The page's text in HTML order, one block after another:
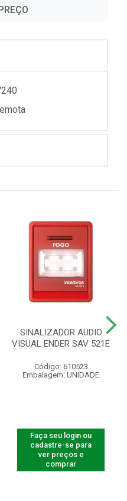
SINALIZADOR AUDIO
VISUAL ENDER SAV 521E
Código: 610523
Embalagem: UNIDADE
Faça seu login ou
cadastre-se para
ver preços e
comprar